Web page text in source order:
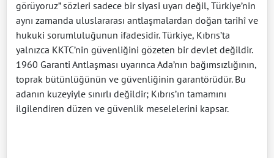
görüyoruz” sözleri sadece bir siyasi uyarı değil, Türkiye’nin
aynı zamanda uluslararası antlaşmalardan doğan tarihî ve
hukuki sorumluluğunun ifadesidir. Türkiye, Kıbrıs’ta
yalnızca KKTC’nin güvenliğini gözeten bir devlet değildir.
1960 Garanti Antlaşması uyarınca Ada’nın bağımsızlığının,
toprak bütünlüğünün ve güvenliğinin garantörüdür. Bu
adanın kuzeyiyle sınırlı değildir; Kıbrıs’ın tamamını
ilgilendiren düzen ve güvenlik meselelerini kapsar.